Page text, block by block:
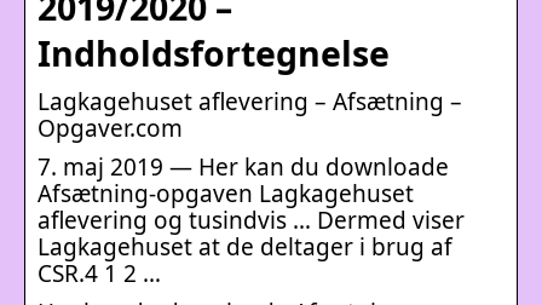
Indholdsfortegnelse
Lagkagehuset aflevering – Afsætning –
Opgaver.com
7. maj 2019 — Her kan du downloade
Afsætning-opgaven Lagkagehuset
aflevering og tusindvis … Dermed viser
Lagkagehuset at de deltager i brug af
CSR.4 1 2 …